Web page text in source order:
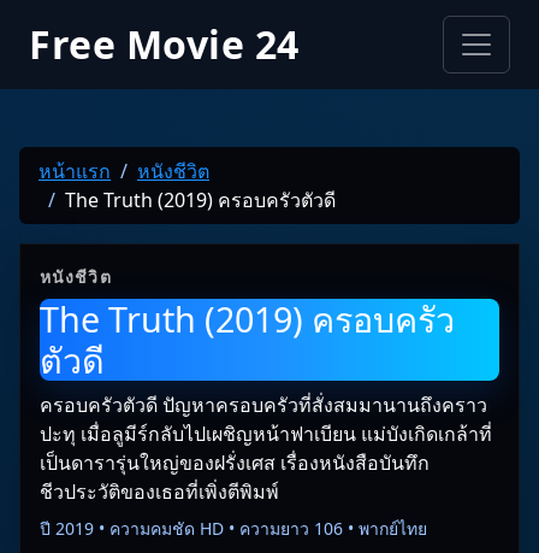
Free Movie 24
หน้าแรก
หนังชีวิต
The Truth (2019) ครอบครัวตัวดี
หนังชีวิต
The Truth (2019) ครอบครัว
ตัวดี
ครอบครัวตัวดี ปัญหาครอบครัวที่สั่งสมมานานถึงคราว
ปะทุ เมื่อลูมีร์กลับไปเผชิญหน้าฟาเบียน แม่บังเกิดเกล้าที่
เป็นดารารุ่นใหญ่ของฝรั่งเศส เรื่องหนังสือบันทึก
ชีวประวัติของเธอที่เพิ่งตีพิมพ์
ปี 2019 • ความคมชัด HD • ความยาว 106 • พากย์ไทย